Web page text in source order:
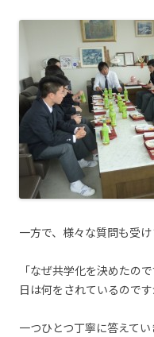
一方で、様々な質問も受け
「なぜ共学化を決めたの
日は何をされているので
一つひとつ丁寧に答えてい